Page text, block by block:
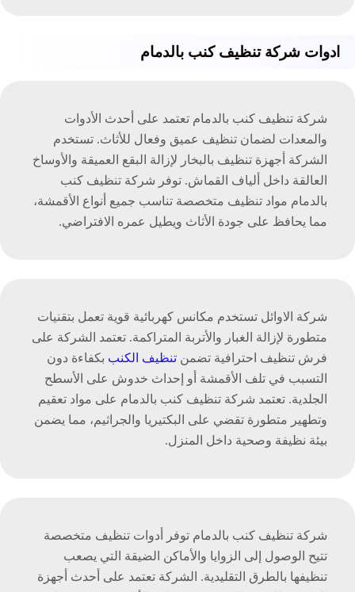
ادوات شركة تنظيف كنب بالدمام
شركة تنظيف كنب بالدمام تعتمد على أحدث الأدوات
والمعدات لضمان تنظيف عميق وفعال للأثاث. تستخدم
الشركة أجهزة تنظيف بالبخار لإزالة البقع العميقة والأوساخ
العالقة داخل ألياف القماش. توفر شركة تنظيف كنب
بالدمام مواد تنظيف متخصصة تناسب جميع أنواع الأقمشة،
مما يحافظ على جودة الأثاث ويطيل عمره الافتراضي.
شركة الاوائل تستخدم مكانس كهربائية قوية تعمل بتقنيات
متطورة لإزالة الغبار والأتربة المتراكمة. تعتمد الشركة على
فرش تنظيف احترافية تضمن تنظيف الكنب بكفاءة دون
التسبب في تلف الأقمشة أو إحداث خدوش على الأسطح
الجلدية. تعتمد شركة تنظيف كنب بالدمام على مواد تعقيم
وتطهير متطورة تقضي على البكتيريا والجراثيم، مما يضمن
بيئة نظيفة وصحية داخل المنزل.
شركة تنظيف كنب بالدمام توفر أدوات تنظيف متخصصة
تتيح الوصول إلى الزوايا والأماكن الضيقة التي يصعب
تنظيفها بالطرق التقليدية. الشركة تعتمد على أحدث أجهزة